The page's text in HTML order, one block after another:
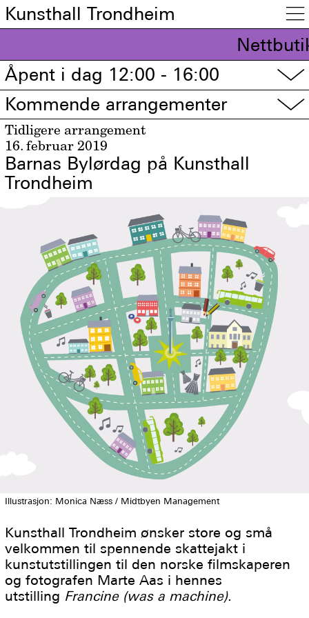
Kunsthall Trondheim 
Åpent i dag 12:00 - 16:00
▽
Kommende arrangementer ▽
Tidligere arrangement
16. februar 2019
Barnas Bylørdag på Kunsthall
Trondheim
Illustrasjon: Monica Næss / Midtbyen Management
Kunsthall Trondheim ønsker store og små
velkommen til spennende skattejakt i
kunstutstillingen til den norske filmskaperen
og fotografen Marte Aas i hennes
utstilling Francine (was a machine).